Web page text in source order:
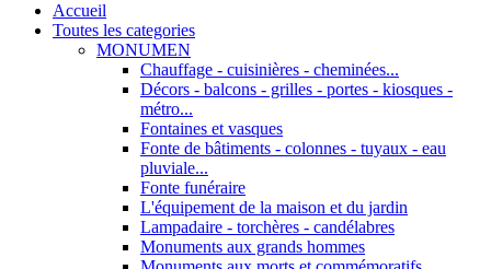
Accueil
Toutes les categories
MONUMEN
Chauffage - cuisinières - cheminées...
Décors - balcons - grilles - portes - kiosques -
métro...
Fontaines et vasques
Fonte de bâtiments - colonnes - tuyaux - eau
pluviale...
Fonte funéraire
L'équipement de la maison et du jardin
Lampadaire - torchères - candélabres
Monuments aux grands hommes